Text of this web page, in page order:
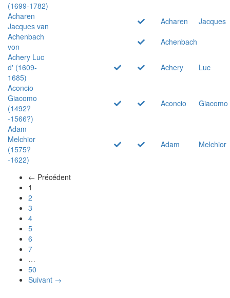
(1699-1782)
Acharen
Jacques van
Acharen
Jacques
Achenbach
von
Achenbach
Achery Luc
d' (1609-
1685)
Achery
Luc
Aconcio
Giacomo
(1492?
-1566?)
Aconcio Giacomo
Adam
Melchior
(1575?
-1622)
Adam Melchior
← Précédent
1
2
3
4
5
6
7
…
50
Suivant →